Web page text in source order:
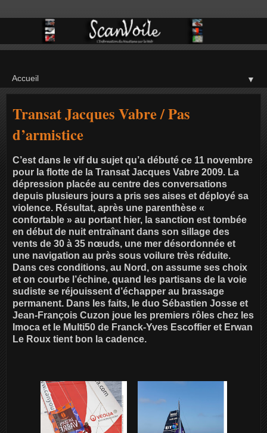
▼
Transat Jacques Vabre / Pas
d’armistice
C’est dans le vif du sujet qu’a débuté ce 11 novembre
pour la flotte de la Transat Jacques Vabre 2009. La
dépression placée au centre des conversations
depuis plusieurs jours a pris ses aises et déployé sa
violence. Résultat, après une parenthèse «
confortable » au portant hier, la sanction est tombée
en début de nuit entraînant dans son sillage des
vents de 30 à 35 nœuds, une mer désordonnée et
une navigation au près sous voilure très réduite.
Dans ces conditions, au Nord, on assume ses choix
et on courbe l’échine, quand les partisans de la voie
sudiste se réjouissent d’échapper au brassage
permanent. Dans les faits, le duo Sébastien Josse et
Jean-François Cuzon joue les premiers rôles chez les
Imoca et le Multi50 de Franck-Yves Escoffier et Erwan
Le Roux tient bon la cadence.